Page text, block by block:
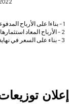
إعلان